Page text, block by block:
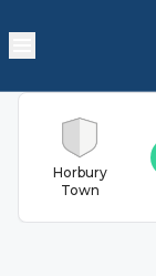
Horbury
Town